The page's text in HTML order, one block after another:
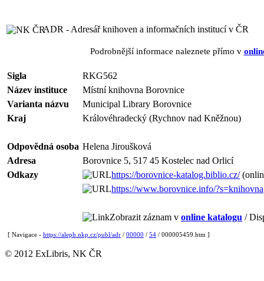
ADR - Adresář knihoven a informačních institucí v ČR
Podrobnější informace naleznete přímo v
Sigla
RKG562
Název instituce
Místní knihovna Borovnice
Varianta názvu
Municipal Library Borovnice
Kraj
Královéhradecký (Rychnov nad Kněžnou)
Odpovědná osoba Helena Jiroušková
Adresa
Borovnice 5, 517 45 Kostelec nad Orlicí
Odkazy
https://borovnice-katalog.biblio.cz/
https://www.borovnice.info/?s=knihovna
Zobrazit záznam v online katalogu /
[ Navigace - https://aleph.nkp.cz/publ/adr / 00000 / 54 / 000005459.htm ]
© 2012 ExLibris, NK ČR